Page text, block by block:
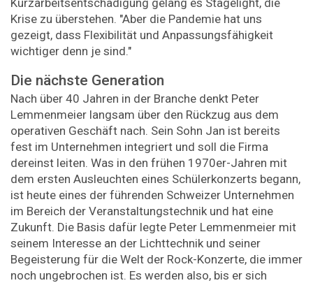
Krise zu überstehen. "Aber die Pandemie hat uns
gezeigt, dass Flexibilität und Anpassungsfähigkeit
wichtiger denn je sind."
Die nächste Generation
Nach über 40 Jahren in der Branche denkt Peter
Lemmenmeier langsam über den Rückzug aus dem
operativen Geschäft nach. Sein Sohn Jan ist bereits
fest im Unternehmen integriert und soll die Firma
dereinst leiten. Was in den frühen 1970er-Jahren mit
dem ersten Ausleuchten eines Schülerkonzerts begann,
ist heute eines der führenden Schweizer Unternehmen
im Bereich der Veranstaltungstechnik und hat eine
Zukunft. Die Basis dafür legte Peter Lemmenmeier mit
seinem Interesse an der Lichttechnik und seiner
Begeisterung für die Welt der Rock-Konzerte, die immer
noch ungebrochen ist. Es werden also, bis er sich